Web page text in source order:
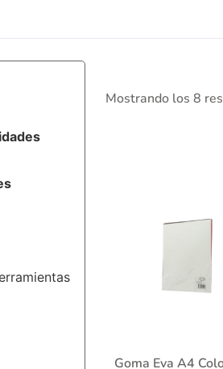
Mostrando los 8
Goma Eva A4